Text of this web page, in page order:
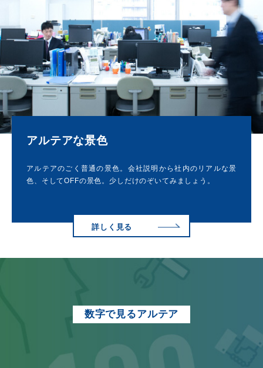
アルテアな景色
アルテアのごく普通の景色。会社説明から社内のリアルな景
色、そしてOFFの景色。少しだけのぞいてみましょう。
詳しく見る
数字で見るアルテア